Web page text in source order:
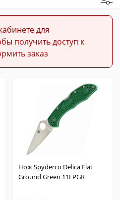
для
получить доступ к
заказ
Нож Spyderco Delica Flat
Ground Green 11FPGR